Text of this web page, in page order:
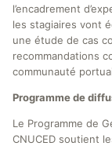
l’encadrement
les stagiaires vont
une étude de cas
recommandations
communauté
Programme de
Le Programme de
CNUCED soutient